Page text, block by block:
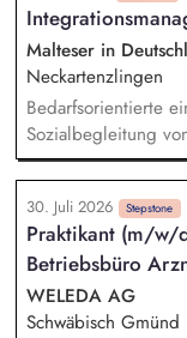
Arbeitsrichtlinien
und Optimierung
Tagesgeschäft für
kaufmännischen/
Malteser in
Neckartenzlingen
Bedarfsorientierte
Sozialbegleitung
bei Fragen rund
Gesundheit und
Behörden der
Einbindung und
Erstellung und
Netzwerkarbeit im
30. Juli 2026 Stepstone
Praktikant (m/w/
Betriebsbüro
WELEDA AG
Schwäbisch Gmünd